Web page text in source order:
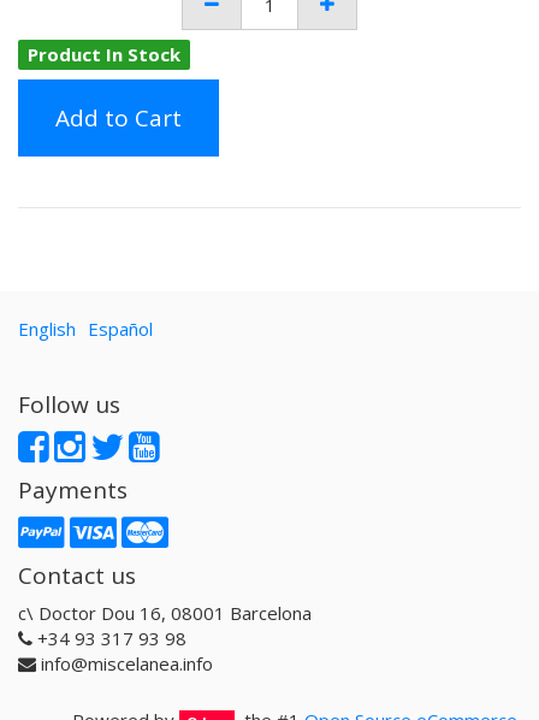
Product In Stock
Add to Cart
English Español
Follow us
Payments
Contact us
c\ Doctor Dou 16, 08001 Barcelona
+34 93 317 93 98
info@miscelanea.info